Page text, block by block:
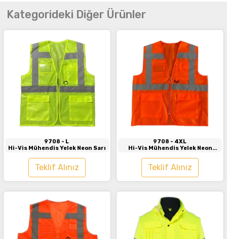
Kategorideki Diğer Ürünler
İncele
9708 - L
Hi-Vis Mühendis Yelek Neon Sarı
Teklif Alınız
İncele
9708 - 4XL
Hi-Vis Mühendis Yelek Neon
Teklif Alınız